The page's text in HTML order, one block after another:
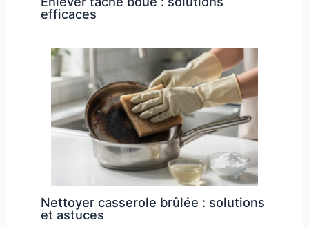
efficaces
Nettoyer casserole brûlée : solutions
et astuces